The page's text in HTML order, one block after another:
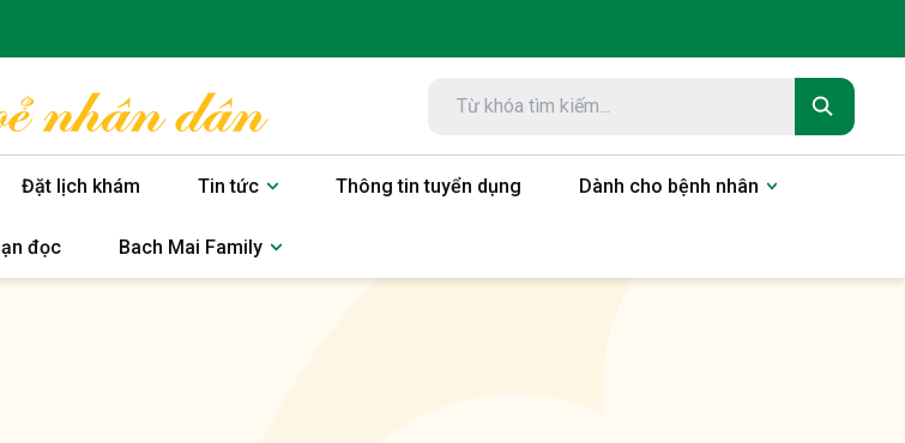
Đặt lịch khám Tin tức Thông tin tuyển dụng Dành cho bệnh nhân
đọc Bach Mai Family